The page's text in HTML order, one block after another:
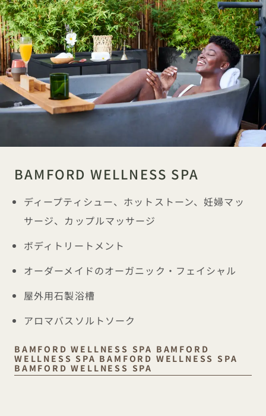
BAMFORD WELLNESS SPA
ディープティシュー、ホットストーン、妊婦マッ
サージ、カップルマッサージ
ボディトリートメント
オーダーメイドのオーガニック・フェイシャル
屋外用石製浴槽
アロマバスソルトソーク
BAMFORD WELLNESS SPA BAMFORD
WELLNESS SPA BAMFORD WELLNESS SPA
BAMFORD WELLNESS SPA
Bamford Wellness Spa